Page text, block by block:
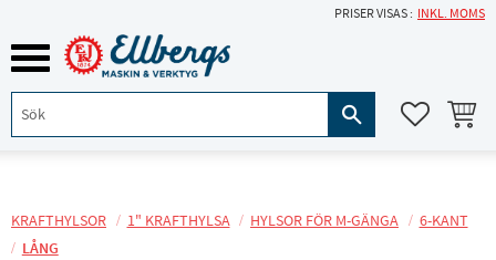
Meny
PRISER VISAS INKL. MOMS
KRAFTHYLSOR 1" KRAFTHYLSA HYLSOR FÖR M-GÄNGA
6-KANT
LÅNG